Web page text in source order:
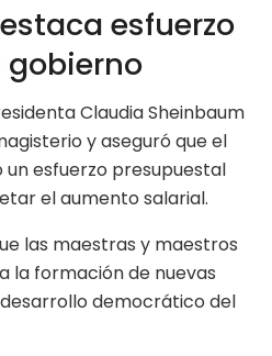
esfuerzo
Claudia Sheinbaum
y aseguró que el
esfuerzo presupuestal
el aumento salarial.
las maestras y maestros
la formación de nuevas
democrático del